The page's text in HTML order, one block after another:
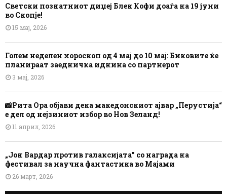
Светски познатниот диџеј Блек Кофи доаѓа на 19 јуни
во Скопје!
15 мај, 2026
Голем неделен хороскоп од 4 мај до 10 мај: Биковите ќе
планираат заедничка иднина со партнерот
3 мај, 2026
📸Рита Ора објави дека македонскиот ајвар „Перустија“
е дел од нејзиниот избор во Нов Зеланд!
11 април, 2026
„Јон Вардар против галаксијата” со награда на
фестивал за научна фантастика во Мајами
26 март, 2026